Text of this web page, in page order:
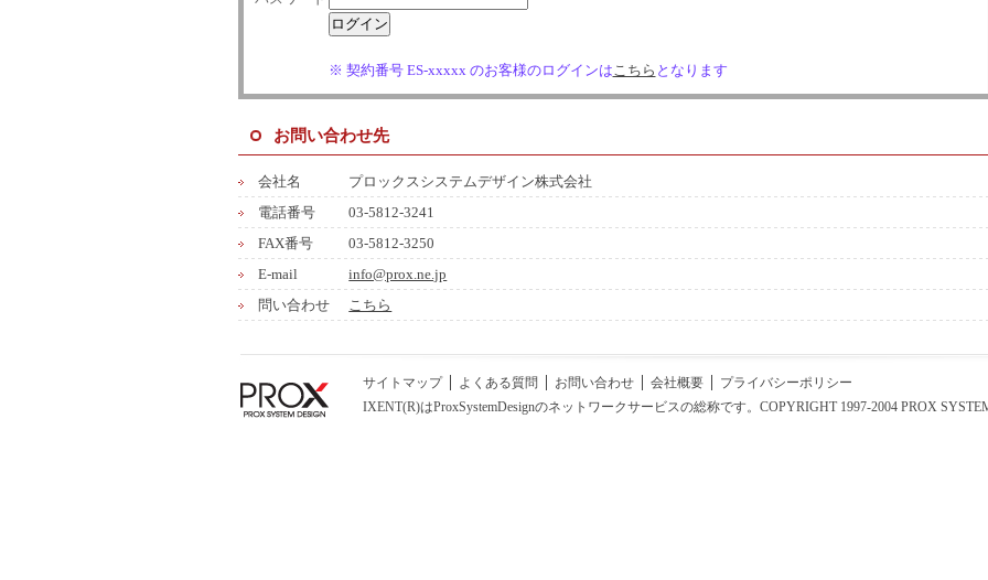
※ 契約番号 ES-xxxxx のお客様のログインはこちら となります
お問い合わせ先
会社名
プロックスシステムデザイン株式会社
電話番号
03-5812-3241
FAX番号
03-5812-3250
E-mail
info@prox.ne.jp
問い合わせ
こちら
サイトマップ よくある質問 お問い合わせ 会社概要
プライバシーポリシー
IXENT(R)はProxSystemDesignのネットワークサービスの総称です。COPYRIGHT 1997-2004 PROX